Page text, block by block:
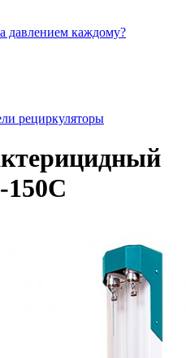
давлением каждому?
рециркуляторы